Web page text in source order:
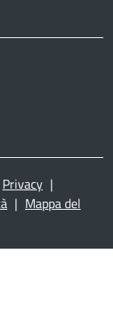
Privacy |
| Mappa del